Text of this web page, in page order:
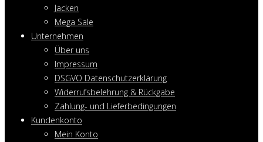
Jacken
Mega Sale
Unternehmen
Über uns
Impressum
DSGVO Datenschutzerklärung
Widerrufsbelehrung & Rückgabe
Zahlung- und Lieferbedingungen
Kundenkonto
Mein Konto